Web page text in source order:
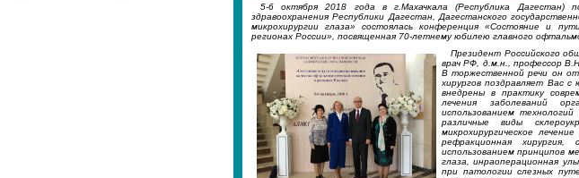
5-6 октября 2018 года в г.Махачкала (Республика Дагестан)
здравоохранения Республики Дагестан, Дагестанского
микрохирургии глаза» состоялась конференция «Состояние и
регионах России», посвященная 70-летнему юбилею главного
Президент Российского
врач РФ, д.м.н., профессор
В торжественной речи он
хирургов поздравляет Вас
внедрены в практику
лечения заболеваний
использованием
различные виды
микрохирургическое
рефракционная хирургия,
использованием принципов
глаза, инраоперационная
при патологии слезных